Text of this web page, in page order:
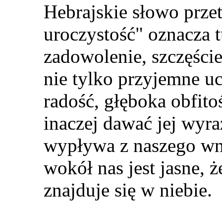
Hebrajskie słowo
uroczystość" oznacza
zadowolenie,
nie tylko przyjemne
radość, głęboka
inaczej dawać jej
wypływa z naszego
wokół nas jest jasne,
znajduje się w niebie.